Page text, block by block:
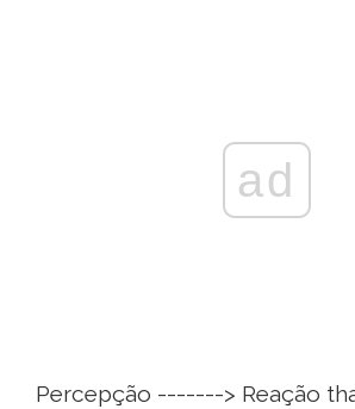
ad
Percepção -------> Reação